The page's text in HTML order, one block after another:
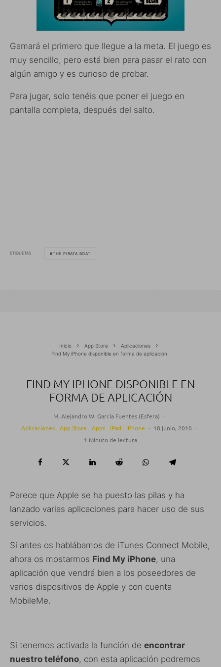
Gamará el primero que llegue a la meta. El juego es
muy sencillo, pero está bien para pasar el rato con
algún amigo y es curioso de probar.
Para jugar, solo tenéis que poner el juego en
pantalla completa, después del salto.
ETIQUETAS THE PIRATA BOAT
Inicio App Store
Aplicaciones
Find My iPhone disponible en forma de aplicación
FIND MY IPHONE DISPONIBLE EN
FORMA DE APLICACIÓN
M. Alejandro W. García Fuentes (Esfera) ·
Aplicaciones
App Store Apps iPad iPhone · 18 junio, 2010 ·
1 Minuto de lectura
Parece que Apple se ha puesto las pilas y ha
lanzado varias aplicaciones para hacer uso de sus
servicios.
Si antes os hablábamos de iTunes Connect Mobile,
ahora os mostarmos Find My iPhone, una
aplicación que vendrá bien a los poseedores de
varios dispositivos de Apple y con cuenta
MobileMe.
Si tenemos activada la función de encontrar
nuestro teléfono, con esta aplicación podremos